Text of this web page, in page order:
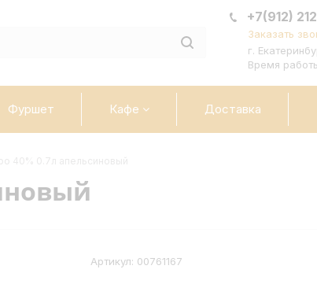
+7(912)
Заказать
г.
Время
Фуршет Кафе Доставка
Артикул: 00761167